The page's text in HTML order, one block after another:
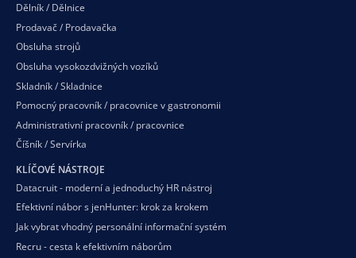
Dělník / Dělnice
Prodavač / Prodavačka
Obsluha strojů
Obsluha vysokozdvižných vozíků
Skladník / Skladnice
Pomocný pracovník / pracovnice v gastronomii
Administrativní pracovník / pracovnice
Číšník / Servírka
KLÍČOVÉ NÁSTROJE
Datacruit - moderní a jednoduchý HR nástroj
Efektivní nábor s jenHunter: krok za krokem
Jak vybrat vhodný personální informační systém
Recru - cesta k efektivním náborům